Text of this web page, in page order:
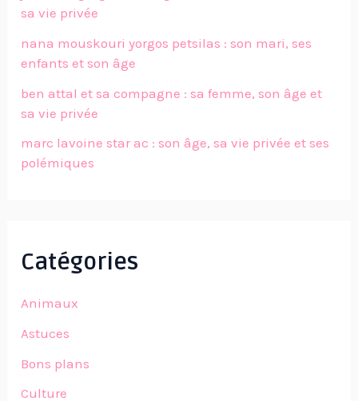
sa vie privée
nana mouskouri yorgos petsilas : son mari, ses
enfants et son âge
ben attal et sa compagne : sa femme, son âge et
sa vie privée
marc lavoine star ac : son âge, sa vie privée et ses
polémiques
Catégories
Animaux
Astuces
Bons plans
Culture